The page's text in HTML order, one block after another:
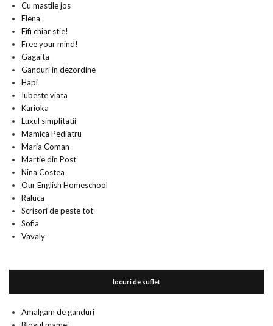
Cu mastile jos
Elena
Fifi chiar stie!
Free your mind!
Gagaita
Ganduri in dezordine
Hapi
Iubeste viata
Karioka
Luxul simplitatii
Mamica Pediatru
Maria Coman
Martie din Post
Nina Costea
Our English Homeschool
Raluca
Scrisori de peste tot
Sofia
Vavaly
locuri de suflet
Amalgam de ganduri